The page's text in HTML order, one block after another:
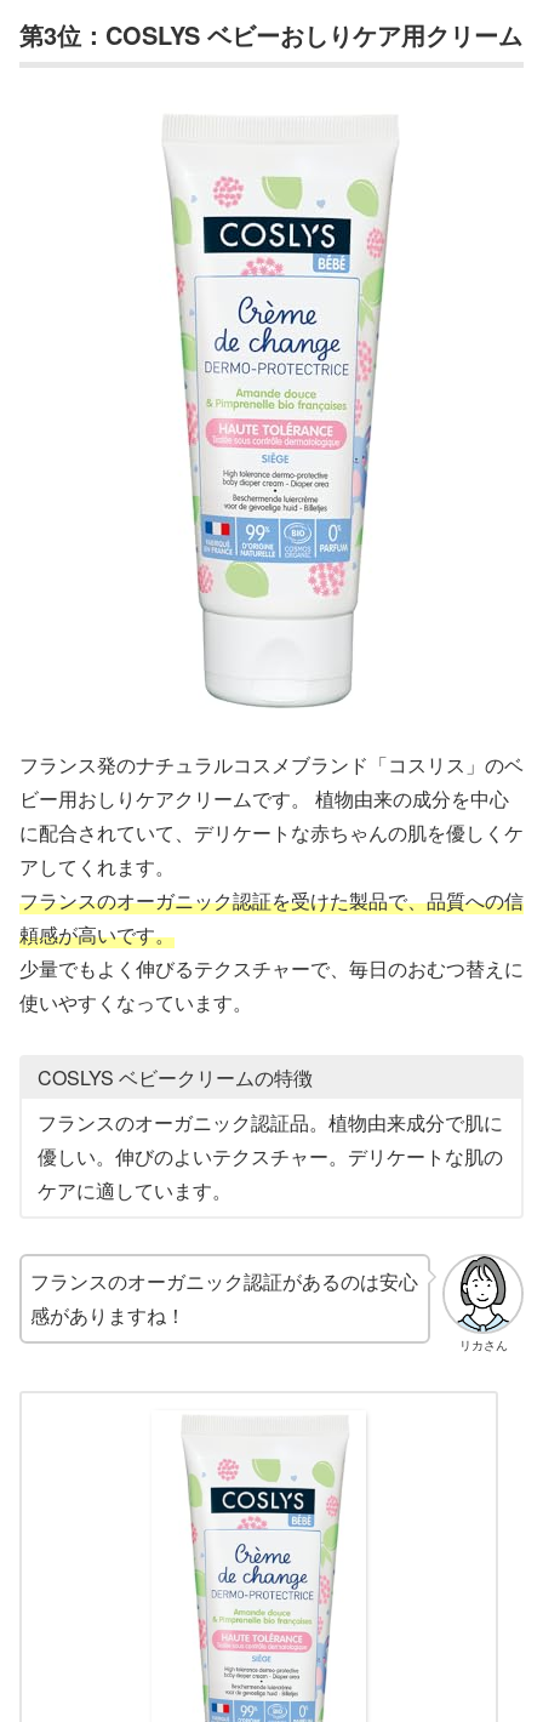
第3位：COSLYS ベビーおしりケア用クリーム
フランス発のナチュラルコスメブランド「コスリス」のベ
ビー用おしりケアクリームです。 植物由来の成分を中心
に配合されていて、デリケートな赤ちゃんの肌を優しくケ
アしてくれます。
フランスのオーガニック認証を受けた製品で、品質への信
頼感が高いです。
少量でもよく伸びるテクスチャーで、毎日のおむつ替えに
使いやすくなっています。
COSLYS ベビークリームの特徴
フランスのオーガニック認証品。植物由来成分で肌に
優しい。伸びのよいテクスチャー。デリケートな肌の
ケアに適しています。
リカさん
フランスのオーガニック認証があるのは安心
感がありますね！